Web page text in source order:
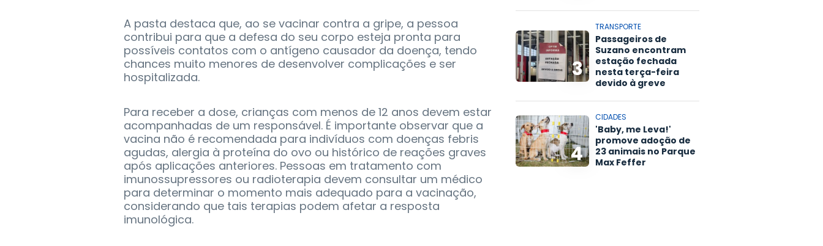
A pasta destaca que, ao se vacinar contra a gripe, a pessoa
contribui para que a defesa do seu corpo esteja pronta para
possíveis contatos com o antígeno causador da doença, tendo
chances muito menores de desenvolver complicações e ser
hospitalizada.
Para receber a dose, crianças com menos de 12 anos devem estar
acompanhadas de um responsável. É importante observar que a
vacina não é recomendada para indivíduos com doenças febris
agudas, alergia à proteína do ovo ou histórico de reações graves
após aplicações anteriores. Pessoas em tratamento com
imunossupressores ou radioterapia devem consultar um médico
para determinar o momento mais adequado para a vacinação,
considerando que tais terapias podem afetar a resposta
imunológica.
3
TRANSPORTE
Passageiros de
Suzano encontram
estação fechada
nesta terça-feira
devido à greve
4
CIDADES
'Baby, me Leva!'
promove adoção de
23 animais no Parque
Max Feffer